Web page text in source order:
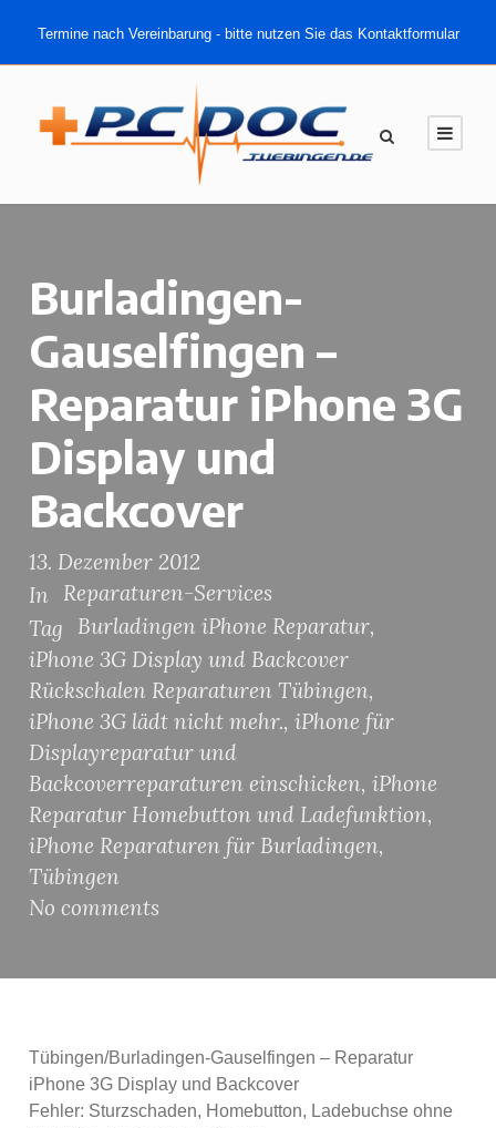
Termine nach Vereinbarung - bitte nutzen Sie das Kontaktformular
Burladingen-
Gauselfingen –
Reparatur iPhone 3G
Display und
Backcover
13. Dezember 2012
In
Reparaturen-Services
Tag
Burladingen iPhone Reparatur,
iPhone 3G Display und Backcover
Rückschalen Reparaturen Tübingen,
iPhone 3G lädt nicht mehr., iPhone für
Displayreparatur und
Backcoverreparaturen einschicken, iPhone
Reparatur Homebutton und Ladefunktion,
iPhone Reparaturen für Burladingen,
Tübingen
No comments
Tübingen/Burladingen-Gauselfingen – Reparatur
iPhone 3G Display und Backcover
Fehler: Sturzschaden, Homebutton, Ladebuchse ohne